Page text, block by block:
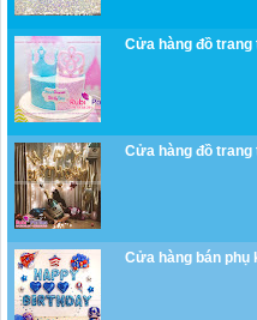
Cửa hàng đồ
Cửa hàng đồ trang
Cửa hàng bán phụ